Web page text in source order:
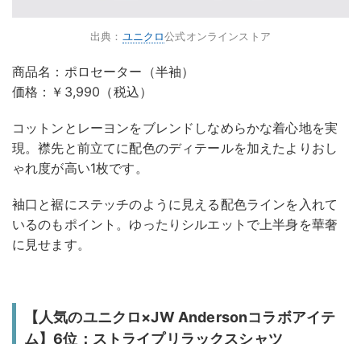
出典： ユニクロ公式オンラインストア
商品名：ポロセーター（半袖）
価格：￥3,990（税込）
コットンとレーヨンをブレンドしなめらかな着心地を実
現。襟先と前立てに配色のディテールを加えたよりおし
ゃれ度が高い1枚です。
袖口と裾にステッチのように見える配色ラインを入れて
いるのもポイント。ゆったりシルエットで上半身を華奢
に見せます。
【人気のユニクロ×JW Andersonコラボアイテ
ム】6位：ストライプリラックスシャツ